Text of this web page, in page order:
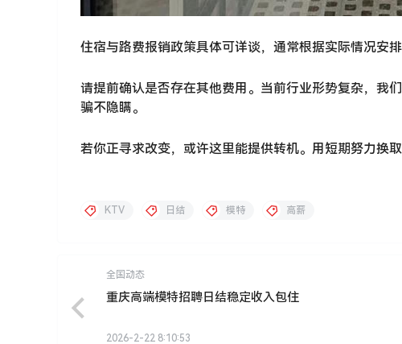
住宿与路费报销政策具体可详谈，通常根据实际情况安
请提前确认是否存在其他费用。当前行业形势复杂，我
骗不隐瞒。
若你正寻求改变，或许这里能提供转机。用短期努力换
KTV 日结 模特 高薪
全国动态
重庆高端模特招聘日结稳定收入包住
2026-2-22 8:10:53